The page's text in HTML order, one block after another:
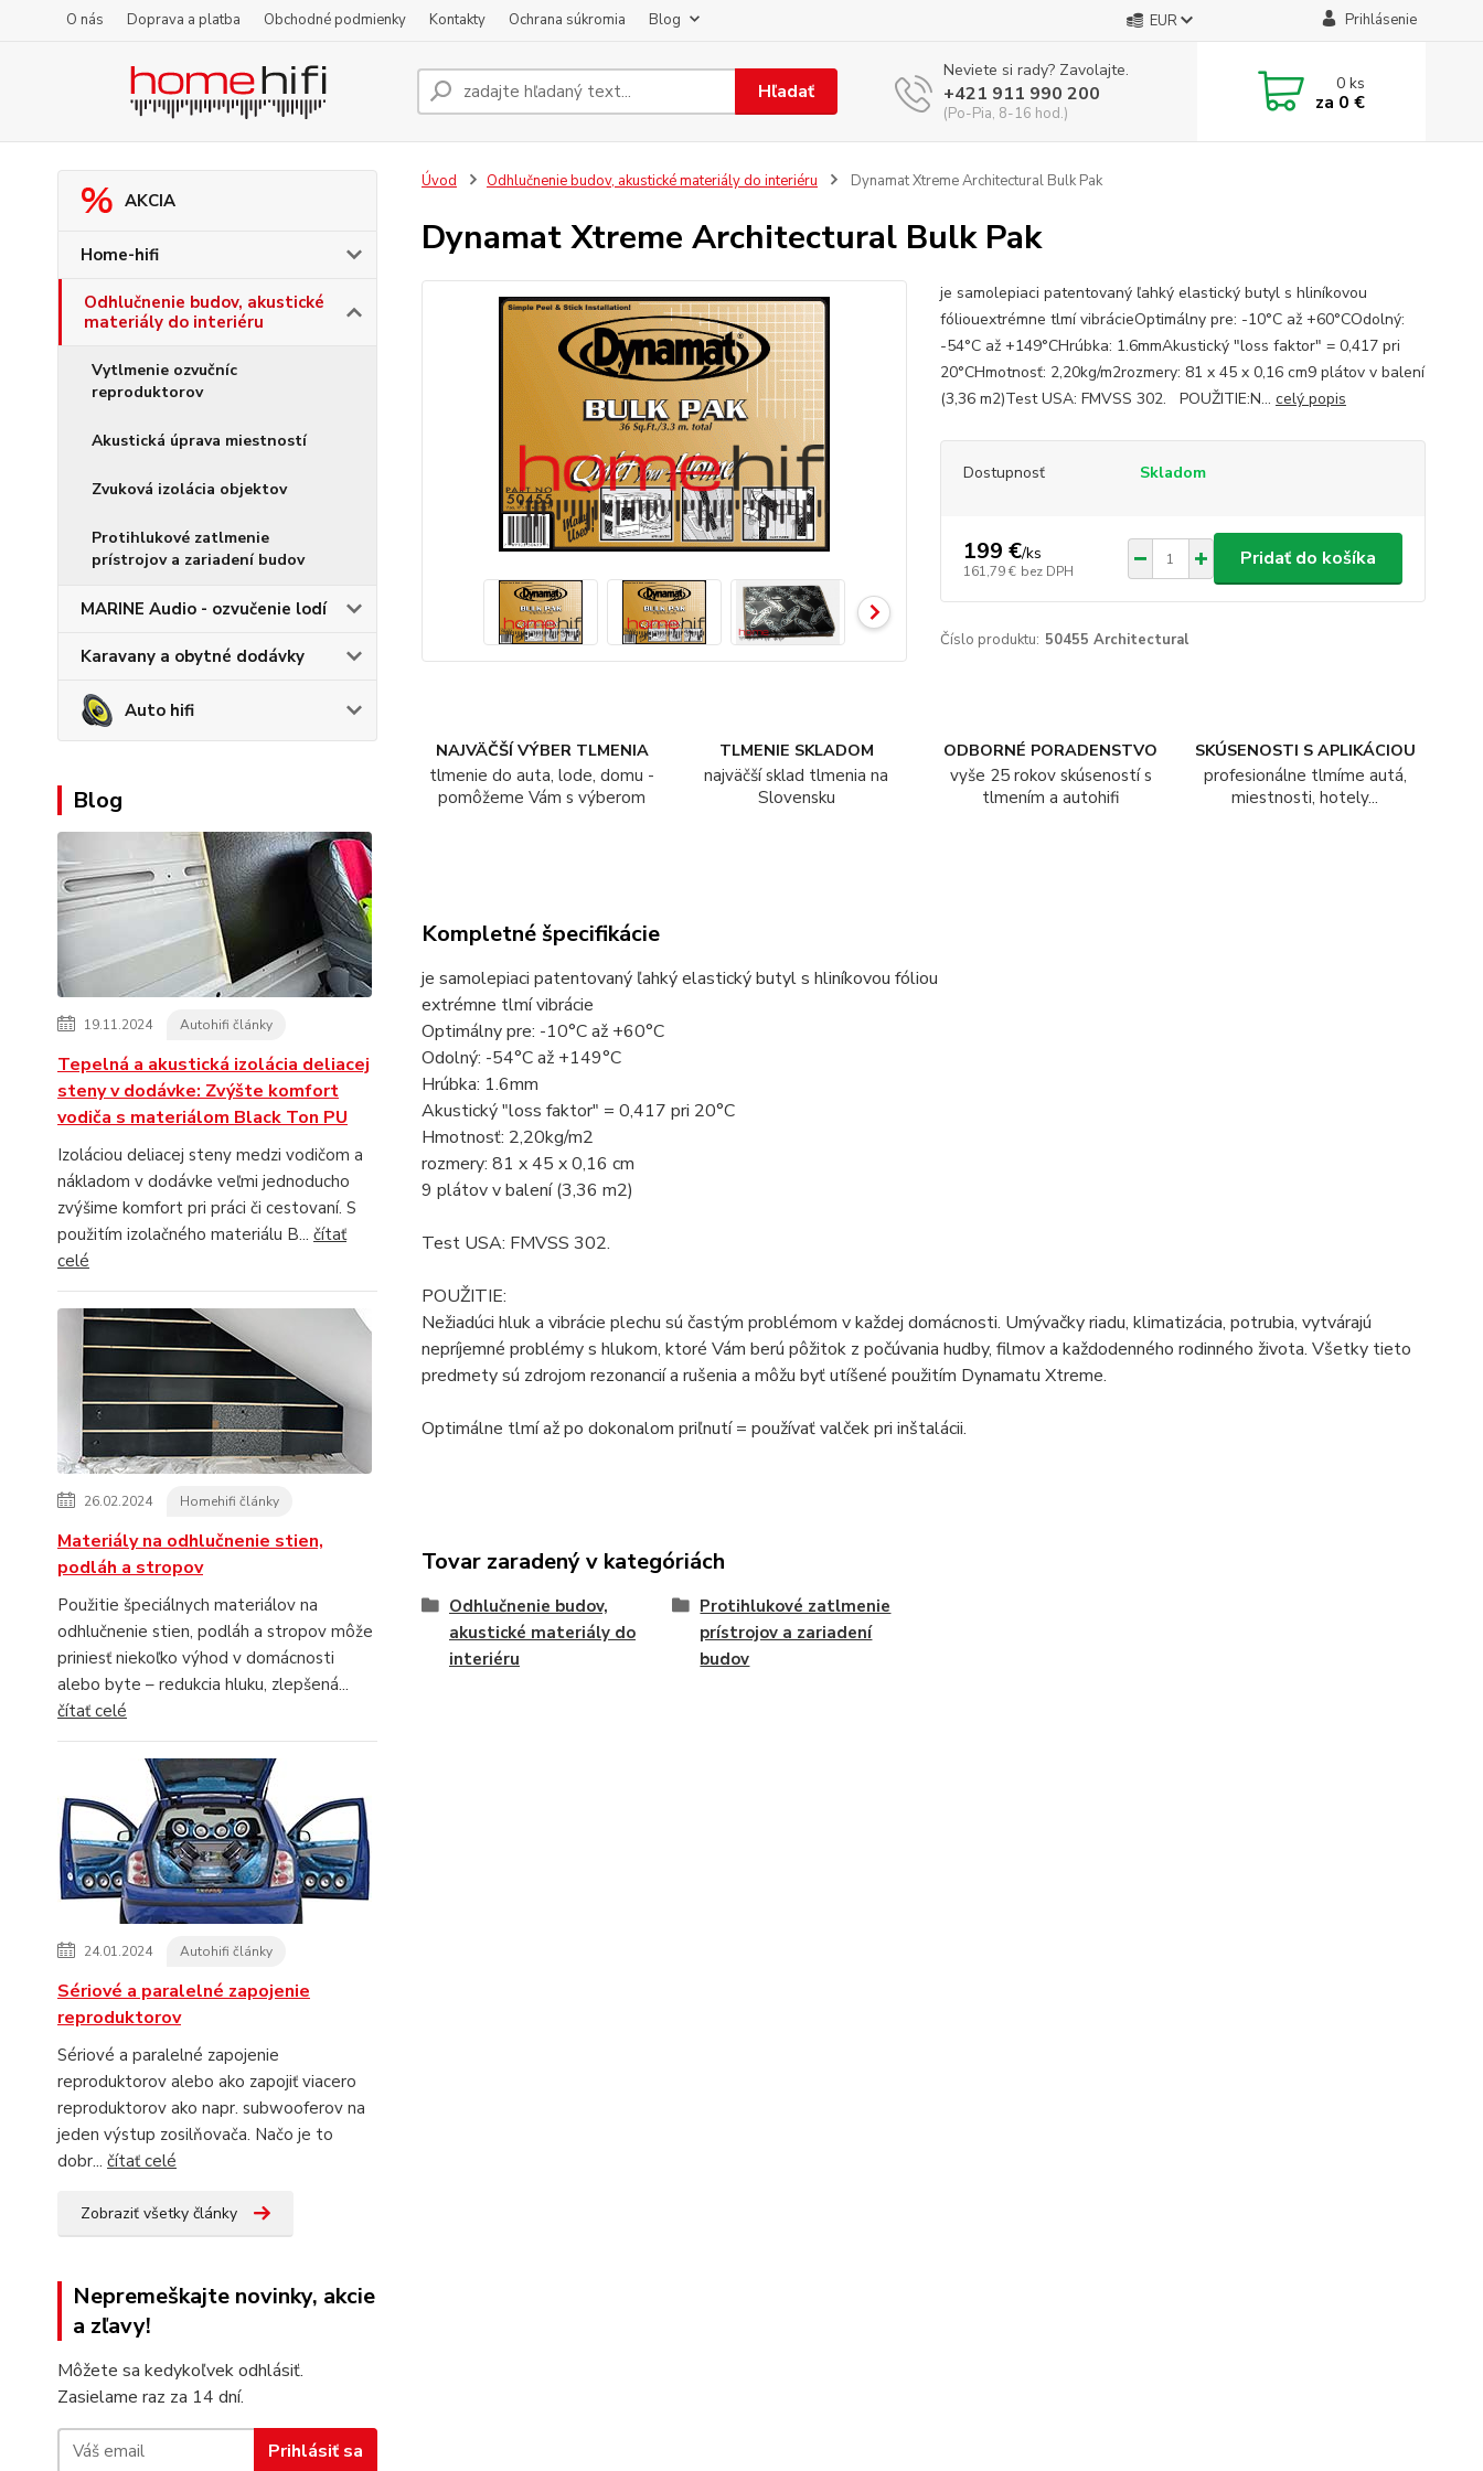
O nás Doprava a platba Obchodné podmienky Kontakty Ochrana súkromia Blog EUR Prihlásenie
Hľadať
Neviete si rady? Zavolajte.
+421 911 990 200
(Po-Pia, 8-16 hod.)
0ks
za 0 €
AKCIA
Home-hifi
Odhlučnenie budov, akustické
materiály do interiéru
Vytlmenie ozvučníc
reproduktorov
Akustická úprava miestností
Zvuková izolácia objektov
Protihlukové zatlmenie
prístrojov a zariadení budov
MARINE Audio - ozvučenie lodí
Karavany a obytné dodávky
Auto hifi
Blog
19.11.2024 Autohifi články
Tepelná a akustická izolácia deliacej
steny v dodávke: Zvýšte komfort
vodiča s materiálom Black Ton PU
Izoláciou deliacej steny medzi vodičom a
nákladom v dodávke veľmi jednoducho
zvýšime komfort pri práci či cestovaní. S
použitím izolačného materiálu B... čítať
celé
26.02.2024 Homehifi články
Materiály na odhlučnenie stien,
podláh a stropov
Použitie špeciálnych materiálov na
odhlučnenie stien, podláh a stropov môže
priniesť niekoľko výhod v domácnosti
alebo byte – redukcia hluku, zlepšená...
čítať celé
24.01.2024 Autohifi články
Sériové a paralelné zapojenie
reproduktorov
Sériové a paralelné zapojenie
reproduktorov alebo ako zapojiť viacero
reproduktorov ako napr. subwooferov na
jeden výstup zosilňovača. Načo je to
dobr... čítať celé
Zobraziť všetky články
Nepremeškajte novinky, akcie
a zľavy!
Môžete sa kedykoľvek odhlásiť.
Zasielame raz za 14 dní.
Prihlásiť sa
Úvod Odhlučnenie budov, akustické materiály do interiéru Dynamat Xtreme Architectural Bulk Pak
Dynamat Xtreme Architectural Bulk Pak
je samolepiaci patentovaný ľahký elastický butyl s hliníkovou
fóliouextrémne tlmí vibrácieOptimálny pre: -10°C až +60°COdolný:
-54°C až +149°CHrúbka: 1.6mmAkustický "loss faktor" = 0,417 pri
20°CHmotnosť: 2,20kg/m2rozmery: 81 x 45 x 0,16 cm9 plátov v balení
(3,36 m2)Test USA: FMVSS 302. POUŽITIE:N... celý popis
Dostupnosť Skladom
199 €/ks
161,79 € bez DPH
Pridať do košíka
Číslo produktu: 50455 Architectural
NAJVÄČŠÍ VÝBER TLMENIA
tlmenie do auta, lode, domu -
pomôžeme Vám s výberom
TLMENIE SKLADOM
najväčší sklad tlmenia na
Slovensku
ODBORNÉ PORADENSTVO
vyše 25 rokov skúseností s
tlmením a autohifi
SKÚSENOSTI S APLIKÁCIOU
profesionálne tlmíme autá,
miestnosti, hotely...
Kompletné špecifikácie
je samolepiaci patentovaný ľahký elastický butyl s hliníkovou fóliou
extrémne tlmí vibrácie
Optimálny pre: -10°C až +60°C
Odolný: -54°C až +149°C
Hrúbka: 1.6mm
Akustický "loss faktor" = 0,417 pri 20°C
Hmotnosť: 2,20kg/m2
rozmery: 81 x 45 x 0,16 cm
9 plátov v balení (3,36 m2)
Test USA: FMVSS 302.
POUŽITIE:
Nežiadúci hluk a vibrácie plechu sú častým problémom v každej domácnosti. Umývačky riadu, klimatizácia, potrubia, vytvárajú
nepríjemné problémy s hlukom, ktoré Vám berú pôžitok z počúvania hudby, filmov a každodenného rodinného života. Všetky tieto
predmety sú zdrojom rezonancií a rušenia a môžu byť utíšené použitím Dynamatu Xtreme.
Optimálne tlmí až po dokonalom priľnutí = používať valček pri inštalácii.
Tovar zaradený v kategóriách
Odhlučnenie budov,
akustické materiály do
interiéru
Protihlukové zatlmenie
prístrojov a zariadení
budov